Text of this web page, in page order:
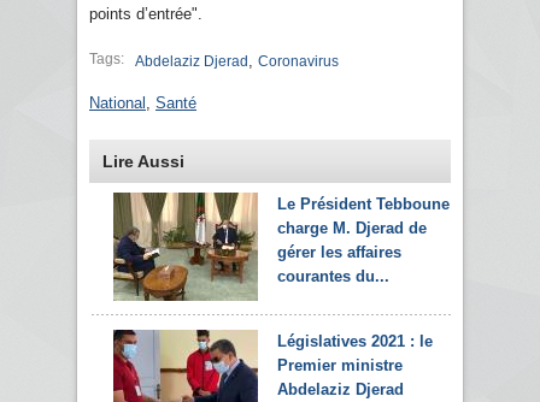
points d’entrée".
Tags: Abdelaziz Djerad Coronavirus
National Santé
Lire Aussi
Le Président Tebboune
charge M. Djerad de
gérer les affaires
courantes du...
Législatives 2021 : le
Premier ministre
Abdelaziz Djerad